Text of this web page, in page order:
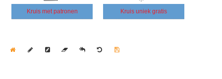
Kruis met patronen Kruis uniek gratis